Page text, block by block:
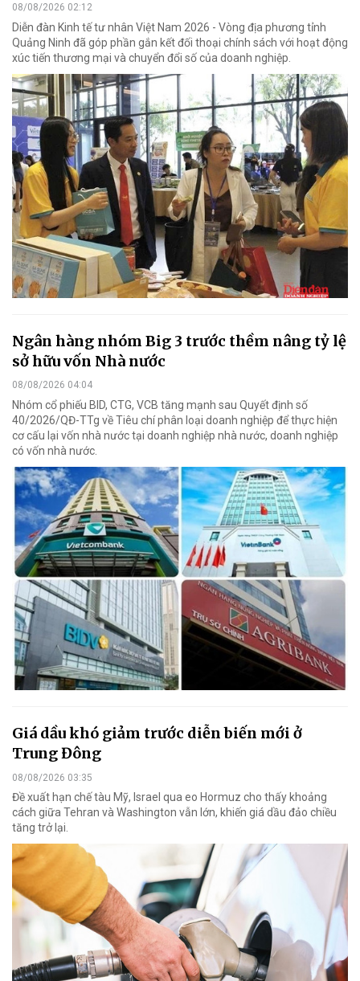
08/08/2026 02:12
Diễn đàn Kinh tế tư nhân Việt Nam 2026 - Vòng địa phương tỉnh
Quảng Ninh đã góp phần gắn kết đối thoại chính sách với hoạt động
xúc tiến thương mại và chuyển đổi số của doanh nghiệp.
Ngân hàng nhóm Big 3 trước thềm nâng tỷ lệ
sở hữu vốn Nhà nước
08/08/2026 04:04
Nhóm cổ phiếu BID, CTG, VCB tăng mạnh sau Quyết định số
40/2026/QĐ-TTg về Tiêu chí phân loại doanh nghiệp để thực hiện
cơ cấu lại vốn nhà nước tại doanh nghiệp nhà nước, doanh nghiệp
có vốn nhà nước.
Giá dầu khó giảm trước diễn biến mới ở
Trung Đông
08/08/2026 03:35
Đề xuất hạn chế tàu Mỹ, Israel qua eo Hormuz cho thấy khoảng
cách giữa Tehran và Washington vẫn lớn, khiến giá dầu đảo chiều
tăng trở lại.